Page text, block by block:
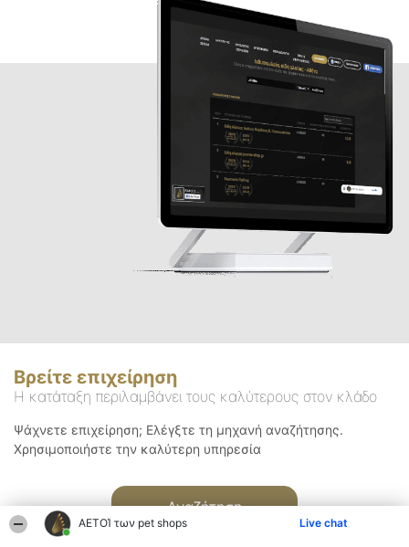
ΑΕΤΟΊ των pet shops Live chat
Βρείτε επιχείρηση
Η κατάταξη περιλαμβάνει τους καλύτερους στον κλάδο
Ψάχνετε επιχείρηση; Ελέγξτε τη μηχανή αναζήτησης.
Χρησιμοποιήστε την καλύτερη υπηρεσία
Αναζήτηση